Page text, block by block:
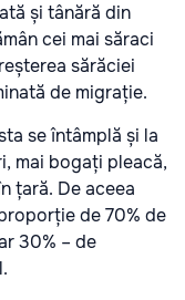
și tânără din
cei mai săraci
sărăciei
de migrație.
se întâmplă și la
mai bogați pleacă,
țară. De aceea
de 70% de
30% – de